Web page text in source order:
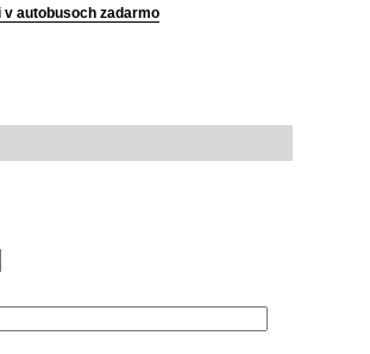
autobusoch zadarmo